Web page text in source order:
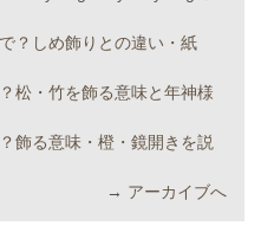
？しめ飾りとの違い・紙
松・竹を飾る意味と年神様
飾る意味・橙・鏡開きを説
→ アーカイブへ